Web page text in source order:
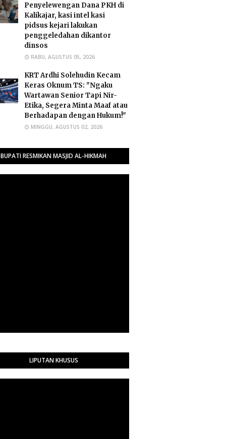
Penyelewengan Dana PKH di
Kalikajar, kasi intel kasi
pidsus kejari lakukan
penggeledahan dikantor
dinsos
RABU, AGUSTUS 05, 2026
​KRT Ardhi Solehudin Kecam
Keras Oknum TS: "Ngaku
Wartawan Senior Tapi Nir-
Etika, Segera Minta Maaf atau
Berhadapan dengan Hukum!"
MINGGU, AGUSTUS 02, 2026
BUPATI RESMIKAN MASJID AL-HIKMAH
LIPUTAN KHUSUS